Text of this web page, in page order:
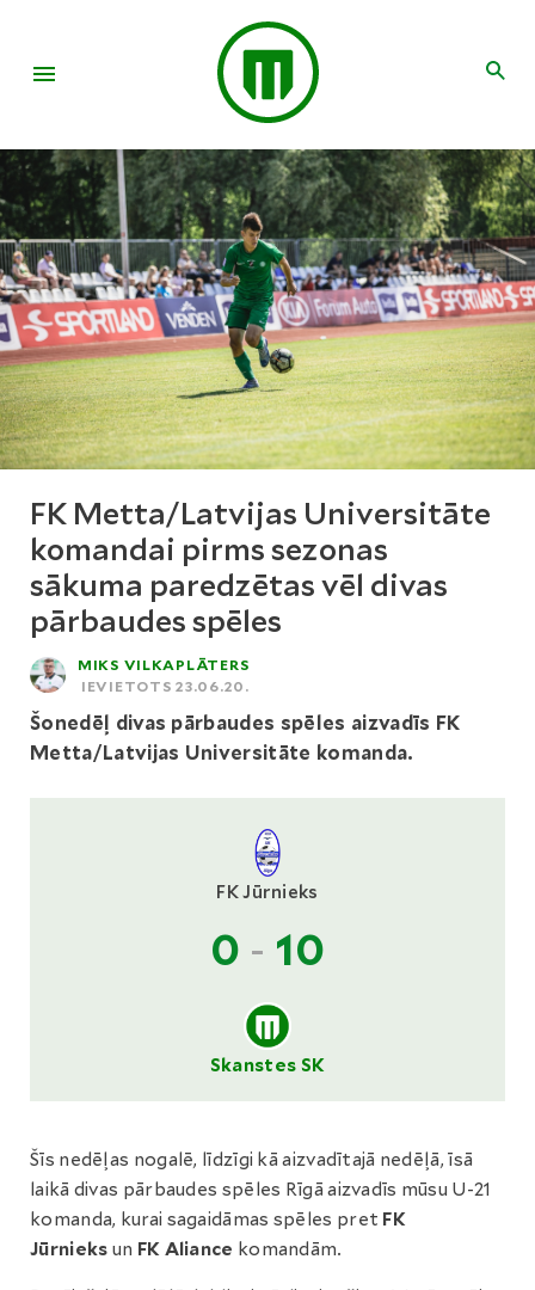
FK Metta/Latvijas Universitāte
komandai pirms sezonas
sākuma paredzētas vēl divas
pārbaudes spēles
MIKS VILKAPLĀTERS
IEVIETOTS 23.06.20.
Šonedēļ divas pārbaudes spēles aizvadīs FK
Metta/Latvijas Universitāte komanda.
FK Jūrnieks
0 - 10
Skanstes SK
Šīs nedēļas nogalē, līdzīgi kā aizvadītajā nedēļā, īsā
laikā divas pārbaudes spēles Rīgā aizvadīs mūsu U-21
komanda, kurai sagaidāmas spēles pret FK
Jūrnieks un FK Aliance komandām.